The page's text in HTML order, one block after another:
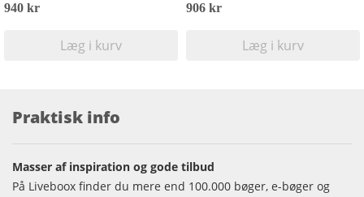
940 kr
Læg i kurv
906 kr
Læg i kurv
Praktisk info
Masser af inspiration og gode tilbud
På Liveboox finder du mere end 100.000 bøger, e-bøger og